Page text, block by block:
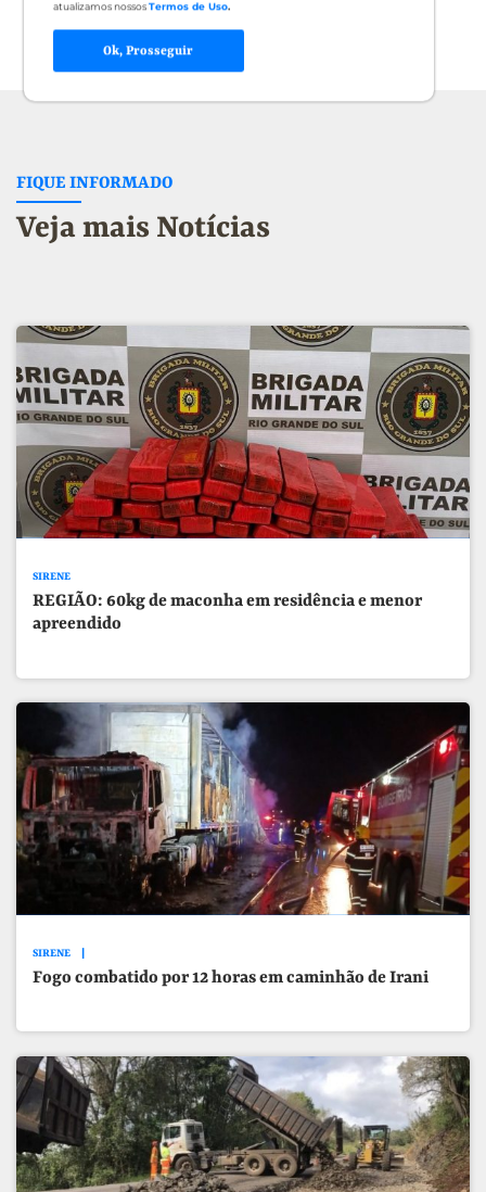
atualizamos nossosTermos de Uso.
Ok, Prosseguir
FIQUE INFORMADO
Veja mais Notícias
SIRENE
REGIÃO: 60kg de maconha em residência e menor
apreendido
SIRENE
Fogo combatido por 12 horas em caminhão de Irani